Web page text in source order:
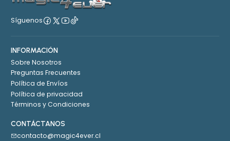
Síguenos
INFORMACIÓN
Sobre Nosotros
Preguntas Frecuentes
Política de Envíos
Política de privacidad
Términos y Condiciones
CONTÁCTANOS
contacto@magic4ever.cl